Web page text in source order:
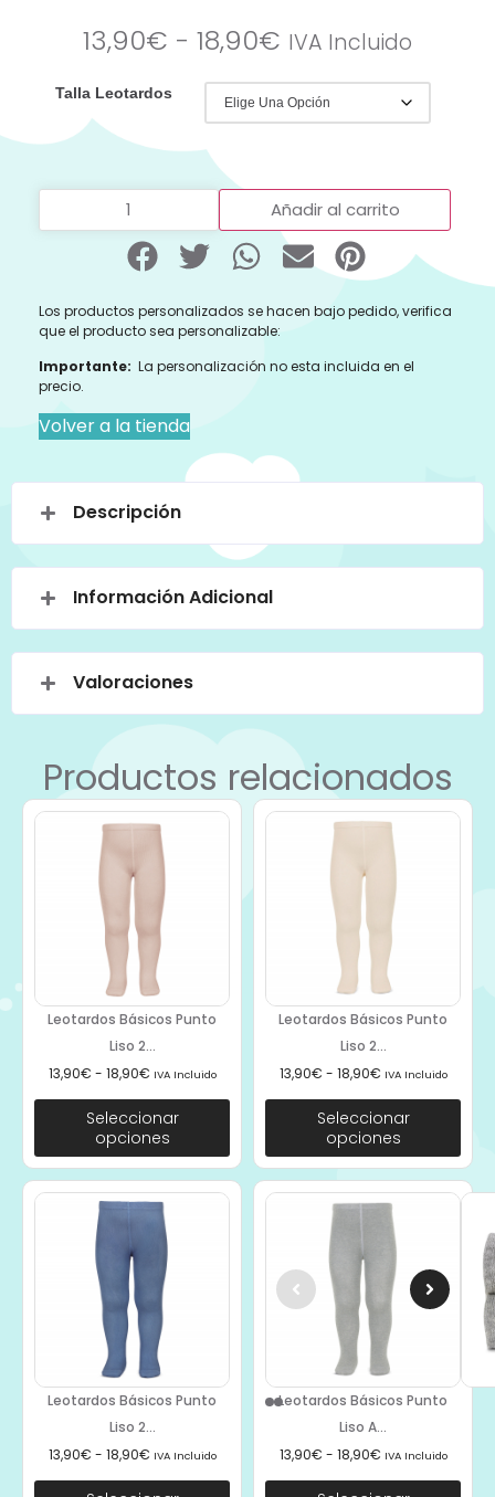
13,90€ - 18,90€ IVA Incluido
Talla Leotardos
Añadir al carrito
Los productos personalizados se hacen bajo pedido, verifica
que el producto sea personalizable:
Importante: La personalización no esta incluida en el
precio.
Volver a la tienda
Descripción
Información Adicional
Valoraciones
Productos relacionados
Leotardos Básicos Punto
Liso 2...
13,90€ - 18,90€ IVA Incluido
Seleccionar
opciones
Leotardos Básicos Punto
Liso 2...
13,90€ - 18,90€ IVA Incluido
Seleccionar
opciones
Leotardos Básicos Punto
Liso 2...
13,90€ - 18,90€ IVA Incluido
Leotardos Básicos Punto
Liso A...
13,90€ - 18,90€ IVA Incluido